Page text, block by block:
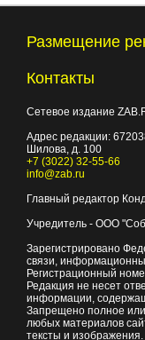
Размещение
Контакты
Сетевое издание
Адрес редакции:
Шилова, д. 100
+7 (3022) 32-55-66
info@zab.ru
Главный редактор
Учредитель - ООО
Зарегистрировано
связи,
Регистрационный
Редакция не несет
информации,
Запрещено полное или
любых материалов
тексты и